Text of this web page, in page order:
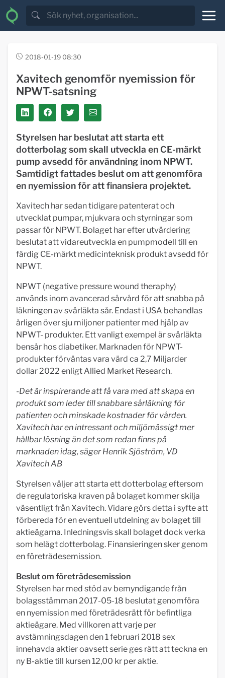
2018-01-19 08:30
Xavitech genomför nyemission för
NPWT-satsning
Styrelsen har beslutat att starta ett
dotterbolag som skall utveckla en CE-märkt
pump avsedd för användning inom NPWT.
Samtidigt fattades beslut om att genomföra
en nyemission för att finansiera projektet.
Xavitech har sedan tidigare patenterat och
utvecklat pumpar, mjukvara och styrningar som
passar för NPWT. Bolaget har efter utvärdering
beslutat att vidareutveckla en pumpmodell till en
färdig CE-märkt medicinteknisk produkt avsedd för
NPWT.
NPWT (negative pressure wound theraphy)
används inom avancerad sårvård för att snabba på
läkningen av svårläkta sår. Endast i USA behandlas
årligen över sju miljoner patienter med hjälp av
NPWT- produkter. Ett vanligt exempel är svårläkta
bensår hos diabetiker. Marknaden för NPWT-
produkter förväntas vara värd ca 2,7 Miljarder
dollar 2022 enligt Allied Market Research.
-Det är inspirerande att få vara med att skapa en
produkt som leder till snabbare sårläkning för
patienten och minskade kostnader för vården.
Xavitech har en intressant och miljömässigt mer
hållbar lösning än det som redan finns på
marknaden idag, säger Henrik Sjöström, VD
Xavitech AB
Styrelsen väljer att starta ett dotterbolag eftersom
de regulatoriska kraven på bolaget kommer skilja
väsentligt från Xavitech. Vidare görs detta i syfte att
förbereda för en eventuell utdelning av bolaget till
aktieägarna. Inledningsvis skall bolaget dock verka
som helägt dotterbolag. Finansieringen sker genom
en företrädesemission.
Beslut om företrädesemission
Styrelsen har med stöd av bemyndigande från
bolagsstämman 2017-05-18 beslutat genomföra
en nyemission med företrädesrätt för befintliga
aktieägare. Med villkoren att varje per
avstämningsdagen den 1 februari 2018 sex
innehavda aktier oavsett serie ges rätt att teckna en
ny B-aktie till kursen 12,00 kr per aktie.